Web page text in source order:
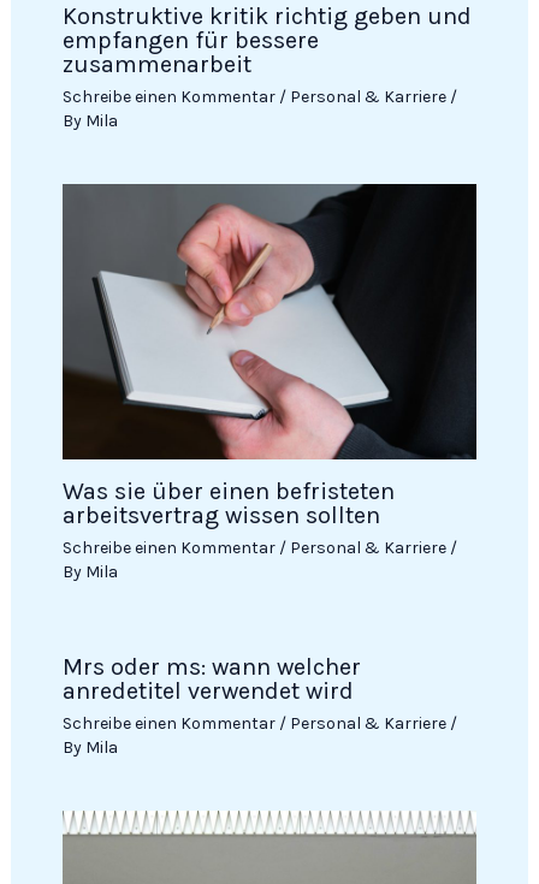
Konstruktive kritik richtig geben und
empfangen für bessere
zusammenarbeit
Schreibe einen Kommentar / Personal & Karriere/
By Mila
Was sie über einen befristeten
arbeitsvertrag wissen sollten
Schreibe einen Kommentar / Personal & Karriere/
By Mila
Mrs oder ms: wann welcher
anredetitel verwendet wird
Schreibe einen Kommentar / Personal & Karriere/
By Mila